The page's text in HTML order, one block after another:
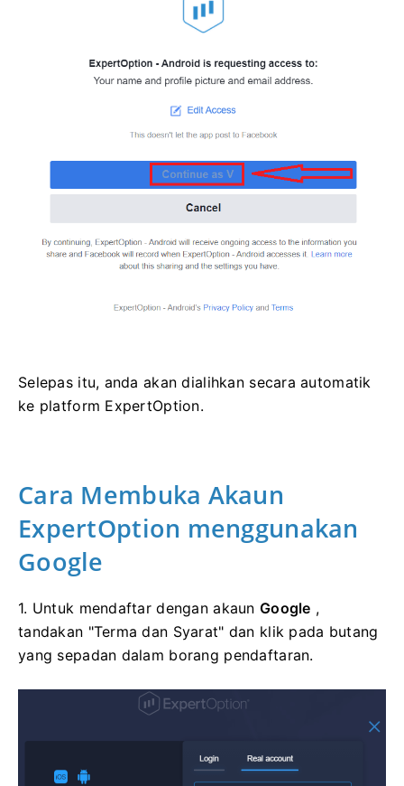
Selepas itu, anda akan dialihkan secara automatik
ke platform ExpertOption.
Cara Membuka Akaun
ExpertOption menggunakan
Google
1. Untuk mendaftar dengan akaun Google ,
tandakan "Terma dan Syarat" dan klik pada butang
yang sepadan dalam borang pendaftaran.